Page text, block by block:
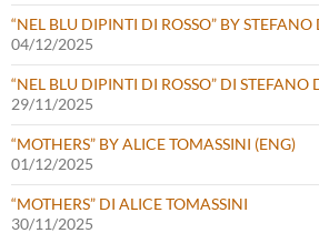
“NEL BLU DIPINTI DI ROSSO” BY
04/12/2025
“NEL BLU DIPINTI DI ROSSO” DI STEFANO
29/11/2025
“MOTHERS” BY ALICE TOMASSINI (ENG)
01/12/2025
“MOTHERS” DI ALICE TOMASSINI
30/11/2025